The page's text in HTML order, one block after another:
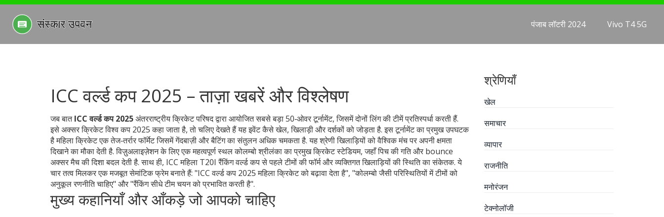
पंजाब लॉटरी 2024 Vivo T4 5G
ICC वर्ल्ड कप 2025 – ताज़ा खबरें और विश्लेषण
जब बातICC वर्ल्ड कप 2025अंतरराष्ट्रीय क्रिकेट परिषद द्वारा आयोजित सबसे बड़ा 50‑ओवर टूर्नामेंट, जिसमें दोनों लिंग की टीमें प्रतिस्पर्धा करती हैं.
इसे अक्सरक्रिकेट विश्व कप 2025कहा जाता है, तो चलिए देखते हैं यह इवेंट कैसे खेल, खिलाड़ी और दर्शकों को जोड़ता है.इस टूर्नामेंट का प्रमुख उपघटक
हैमहिला क्रिकेटएक तेज‑तर्रार फॉर्मेट जिसमें गेंदबाज़ी और बैटिंग का संतुलन अधिक चमकता है. यह श्रेणी खिलाड़ियों को वैश्विक मंच पर अपनी क्षमता
दिखाने का मौका देती है.विज़ुअलाइज़ेशन के लिए एक महत्वपूर्ण स्थलकोलम्बोश्रीलंका का प्रमुख क्रिकेट स्टेडियम, जहाँ पिच की गति और bounce
अक्सर मैच की दिशा बदल देती है.साथ ही, ICC महिला T20I रैंकिंगवर्ल्ड कप से पहले टीमों की फॉर्म और व्यक्तिगत खिलाड़ियों की स्थिति का संकेतक.ये
चार तत्व मिलकर एक मजबूत सेमांटिक फ्रेम बनाते हैं: "ICC वर्ल्ड कप 2025 महिला क्रिकेट को बढ़ावा देता है", "कोलम्बो जैसी परिस्थितियों में टीमों को
अनुकूल रणनीति चाहिए" और "रैंकिंग सीधे टीम चयन को प्रभावित करती है".
मुख्य कहानियाँ और आँकड़े जो आपको चाहिए
श्रेणियाँ
खेल
समाचार
व्यापार
राजनीति
मनोरंजन
टेक्नोलॉजी